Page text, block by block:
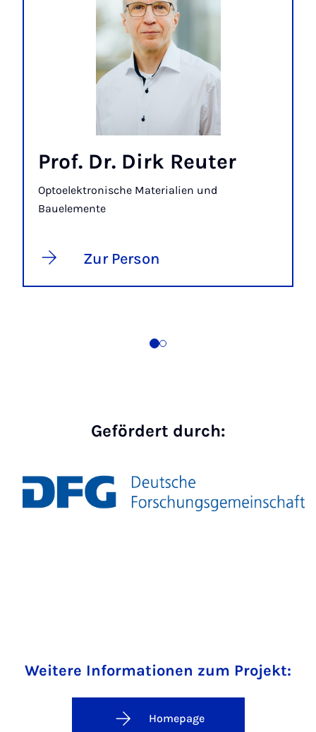
Prof. Dr. Dirk Reuter
Optoelektronische Materialien und
Bauelemente
Zur Person
Gefördert durch:
Weitere Informationen zum Projekt:
Homepage